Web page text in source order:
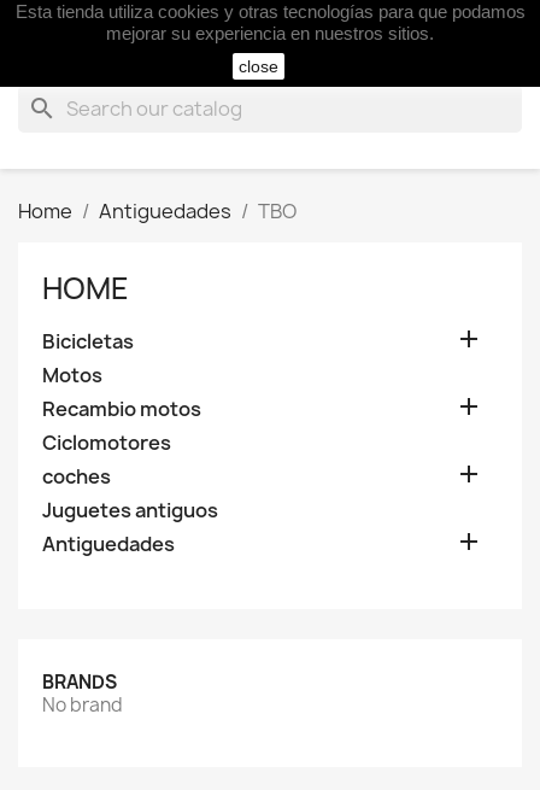
search
Home Antiguedades TBO
HOME
Bicicletas 
Motos
Recambio motos

Ciclomotores
coches

Juguetes antiguos
Antiguedades

BRANDS
No brand
Esta tienda utiliza cookies y otras tecnologías para que podamos
mejorar su experiencia en nuestros sitios.
close